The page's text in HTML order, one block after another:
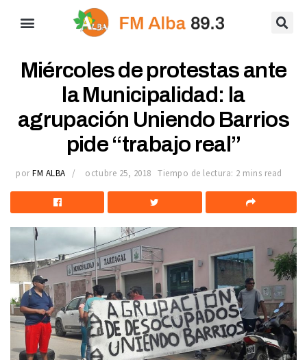
Miércoles de protestas ante
la Municipalidad: la
agrupación Uniendo Barrios
pide “trabajo real”
por FM ALBA octubre 25, 2018 Tiempo de lectura: 2 mins read